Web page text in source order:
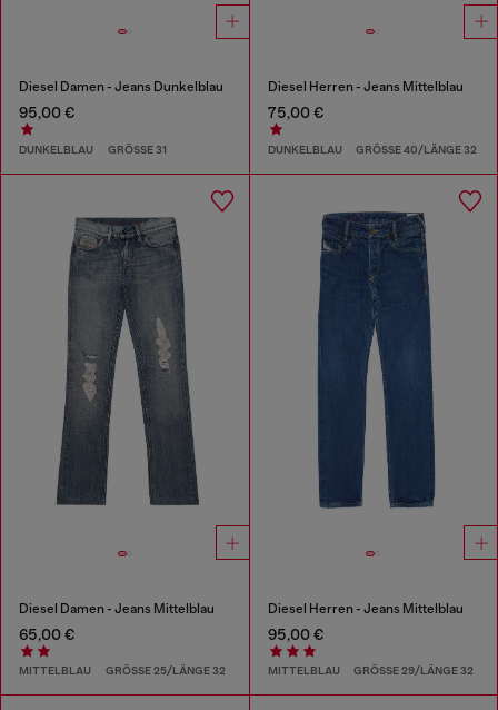
Diesel Damen - Jeans Dunkelblau
95,00 €
DUNKELBLAU GRÖSSE 31
Diesel Herren - Jeans Mittelblau
75,00 €
DUNKELBLAU GRÖSSE 40/LÄNGE 32
Diesel Damen - Jeans Mittelblau
65,00 €
MITTELBLAU GRÖSSE 25/LÄNGE 32
Diesel Herren - Jeans Mittelblau
95,00 €
MITTELBLAU GRÖSSE 29/LÄNGE 32